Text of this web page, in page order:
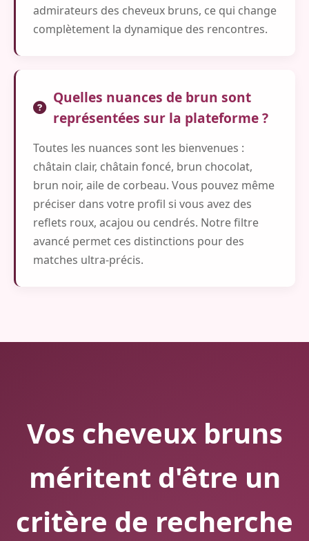
admirateurs des cheveux bruns, ce qui change
complètement la dynamique des rencontres.
Quelles nuances de brun sont
représentées sur la plateforme ?
Toutes les nuances sont les bienvenues :
châtain clair, châtain foncé, brun chocolat,
brun noir, aile de corbeau. Vous pouvez même
préciser dans votre profil si vous avez des
reflets roux, acajou ou cendrés. Notre filtre
avancé permet ces distinctions pour des
matches ultra-précis.
Vos cheveux bruns
méritent d'être un
critère de recherche